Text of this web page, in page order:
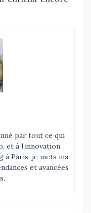
par tout ce qui
et à l’innovation.
à Paris, je mets ma
et avancées